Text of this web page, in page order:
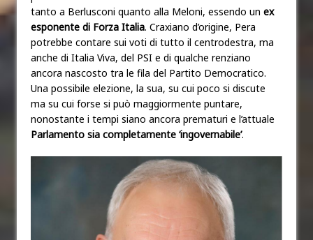
tanto a Berlusconi quanto alla Meloni, essendo un ex
esponente di Forza Italia. Craxiano d’origine, Pera
potrebbe contare sui voti di tutto il centrodestra, ma
anche di Italia Viva, del PSI e di qualche renziano
ancora nascosto tra le fila del Partito Democratico.
Una possibile elezione, la sua, su cui poco si discute
ma su cui forse si può maggiormente puntare,
nonostante i tempi siano ancora prematuri e l’attuale
Parlamento sia completamente ‘ingovernabile’.